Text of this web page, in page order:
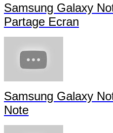
Samsung Galaxy
Partage Ecran
Samsung Galaxy
Note